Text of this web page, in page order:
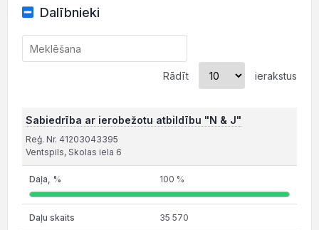
Dalībnieki
Rādīt ierakstus
Sabiedrība ar ierobežotu atbildību "N & J"
Reģ. Nr. 41203043395
Ventspils, Skolas iela 6
100 %
35 570